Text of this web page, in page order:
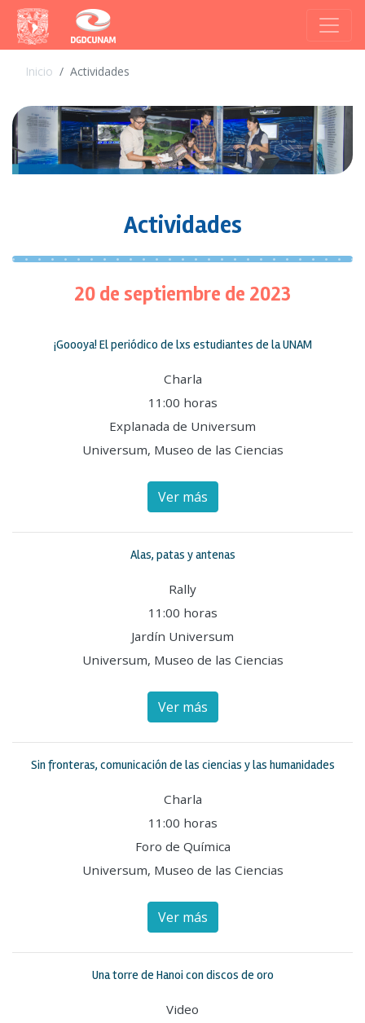
Inicio Actividades
Actividades
20 de septiembre de 2023
¡Goooya! El periódico de lxs estudiantes de la UNAM
Charla
11:00 horas
Explanada de Universum
Universum, Museo de las Ciencias
Ver más
Alas, patas y antenas
Rally
11:00 horas
Jardín Universum
Universum, Museo de las Ciencias
Ver más
Sin fronteras, comunicación de las ciencias y las humanidades
Charla
11:00 horas
Foro de Química
Universum, Museo de las Ciencias
Ver más
Una torre de Hanoi con discos de oro
Video